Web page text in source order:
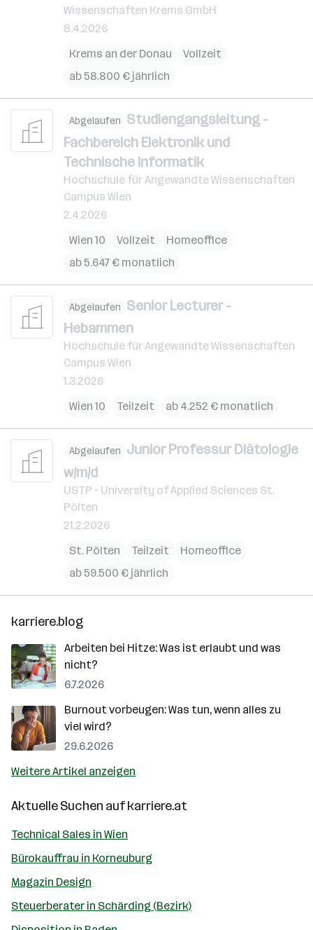
Wissenschaften Krems GmbH
8.4.2026
Krems an der Donau
Vollzeit
ab 58.800 € jährlich
Abgelaufen Studiengangsleitung -
Fachbereich Elektronik und
Technische Informatik
Hochschule für Angewandte Wissenschaften
Campus Wien
2.4.2026
Wien 10
Vollzeit
Homeoffice
ab 5.647 € monatlich
Abgelaufen Senior Lecturer -
Hebammen
Hochschule für Angewandte Wissenschaften
Campus Wien
1.3.2026
Wien 10
Teilzeit ab 4.252 € monatlich
Abgelaufen Junior Professur Diätologie
w/m/d
USTP – University of Applied Sciences St.
Pölten
21.2.2026
St. Pölten
Teilzeit
Homeoffice
ab 59.500 € jährlich
karriere.blog
Arbeiten bei Hitze: Was ist erlaubt und was
nicht?
6.7.2026
Burnout vorbeugen: Was tun, wenn alles zu
viel wird?
29.6.2026
Weitere Artikel anzeigen
Aktuelle Suchen aufkarriere.at
Technical Sales in Wien
Bürokauffrau in Korneuburg
Magazin Design
Steuerberater in Schärding (Bezirk)